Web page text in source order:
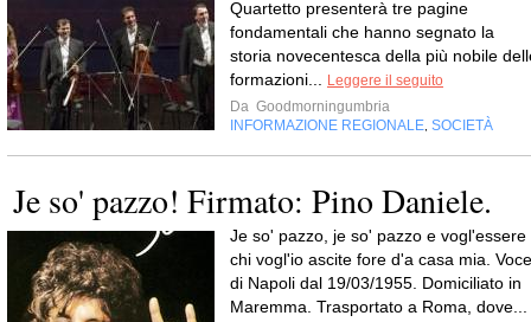
Quartetto presenterà tre pagine
fondamentali che hanno segnato la
storia novecentesca della più nobile
formazioni...
Leggere il seguito
Da Goodmorningumbria
INFORMAZIONE REGIONALE SOCIETÀ
Je so' pazzo! Firmato: Pino Daniele.
Je so' pazzo, je so' pazzo e vogl'essere
chi vogl'io ascite fore d'a casa mia. Voce
di Napoli dal 19/03/1955. Domiciliato in
Maremma. Trasportato a Roma, dove...